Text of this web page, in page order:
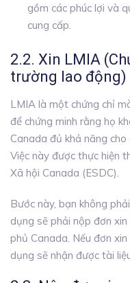
gồm các phúc lợi và
cung cấp.
2.2. Xin LMIA
trường lao động)
LMIA là một chứng chỉ
để chứng minh rằng họ
Canada đủ khả năng cho
Việc này được thực hiện
Xã hội Canada (ESDC).
Bước này, bạn không
dụng sẽ phải nộp đơn
phủ Canada. Nếu đơn
dụng sẽ nhận được tài